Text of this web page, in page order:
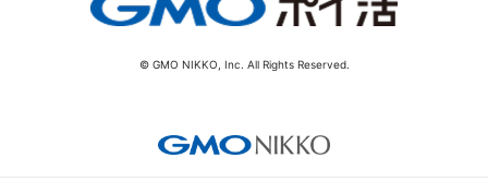
© GMO NIKKO, Inc. All Rights Reserved.